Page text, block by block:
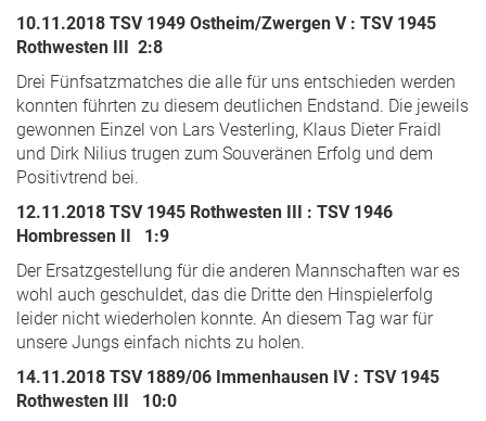
10.11.2018 TSV 1949 Ostheim/Zwergen V : TSV 1945
Rothwesten III 2:8
Drei Fünfsatzmatches die alle für uns entschieden werden
konnten führten zu diesem deutlichen Endstand. Die jeweils
gewonnen Einzel von Lars Vesterling, Klaus Dieter Fraidl
und Dirk Nilius trugen zum Souveränen Erfolg und dem
Positivtrend bei.
12.11.2018 TSV 1945 Rothwesten III : TSV 1946
Hombressen II 1:9
Der Ersatzgestellung für die anderen Mannschaften war es
wohl auch geschuldet, das die Dritte den Hinspielerfolg
leider nicht wiederholen konnte. An diesem Tag war für
unsere Jungs einfach nichts zu holen.
14.11.2018 TSV 1889/06 Immenhausen IV : TSV 1945
Rothwesten III 10:0